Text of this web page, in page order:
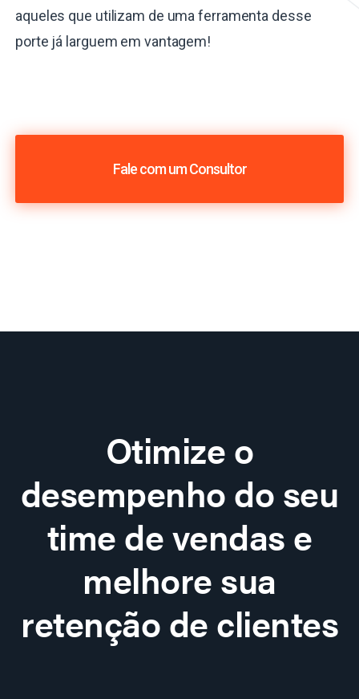
aqueles que utilizam de uma ferramenta desse
porte já larguem em vantagem!
Fale com um Consultor
Otimize o
desempenho do seu
time de vendas e
melhore sua
retenção de clientes